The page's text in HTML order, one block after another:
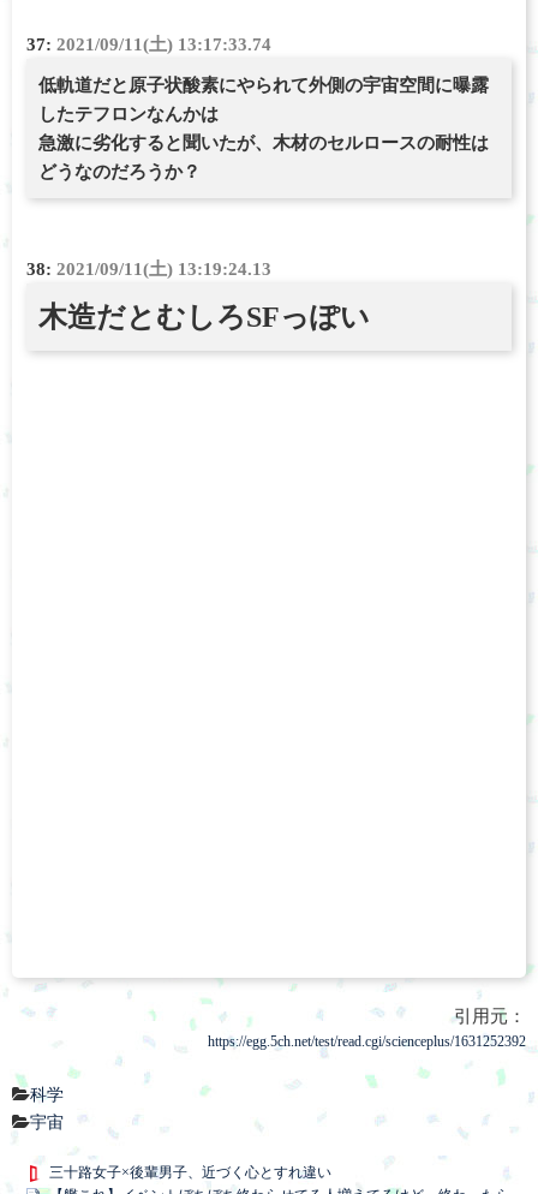
37: 2021/09/11(土) 13:17:33.74
低軌道だと原子状酸素にやられて外側の宇宙空間に曝露
したテフロンなんかは
急激に劣化すると聞いたが、木材のセルロースの耐性は
どうなのだろうか？
38: 2021/09/11(土) 13:19:24.13
木造だとむしろSFっぽい
引用元：
https://egg.5ch.net/test/read.cgi/scienceplus/1631252392
科学
宇宙
三十路女子×後輩男子、近づく心とすれ違い